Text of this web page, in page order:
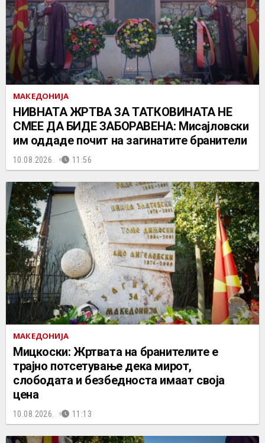
МАКЕДОНИЈА
НИВНАТА ЖРТВА ЗА ТАТКОВИНАТА НЕ
СМЕЕ ДА БИДЕ ЗАБОРАВЕНА: Мисајловски
им оддаде почит на загинатите бранители
10.08.2026. 11:56
МАКЕДОНИЈА
Мицкоски: Жртвата на бранителите е
трајно потсетување дека мирот,
слободата и безбедноста имаат своја
цена
10.08.2026. 11:13